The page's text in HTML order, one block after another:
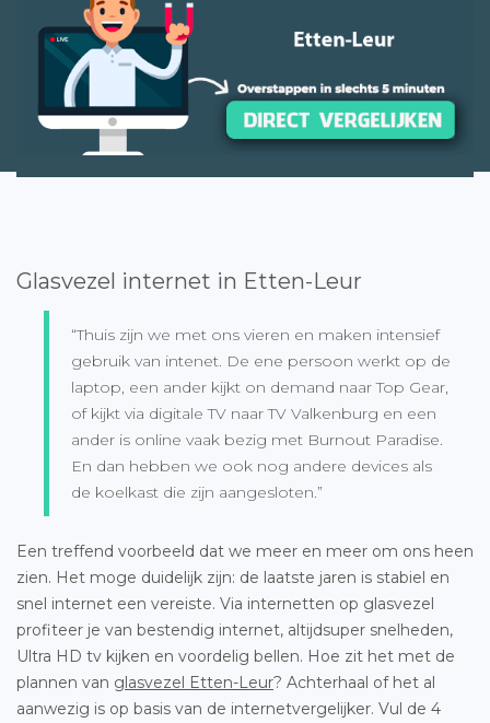
Glasvezel internet in Etten-Leur
“Thuis zijn we met ons vieren en maken intensief
gebruik van intenet. De ene persoon werkt op de
laptop, een ander kijkt on demand naar Top Gear,
of kijkt via digitale TV naar TV Valkenburg en een
ander is online vaak bezig met Burnout Paradise.
En dan hebben we ook nog andere devices als
de koelkast die zijn aangesloten.”
Een treffend voorbeeld dat we meer en meer om ons heen
zien. Het moge duidelijk zijn: de laatste jaren is stabiel en
snel internet een vereiste. Via internetten op glasvezel
profiteer je van bestendig internet, altijdsuper snelheden,
Ultra HD tv kijken en voordelig bellen. Hoe zit het met de
plannen van glasvezel Etten-Leur? Achterhaal of het al
aanwezig is op basis van de internetvergelijker. Vul de 4